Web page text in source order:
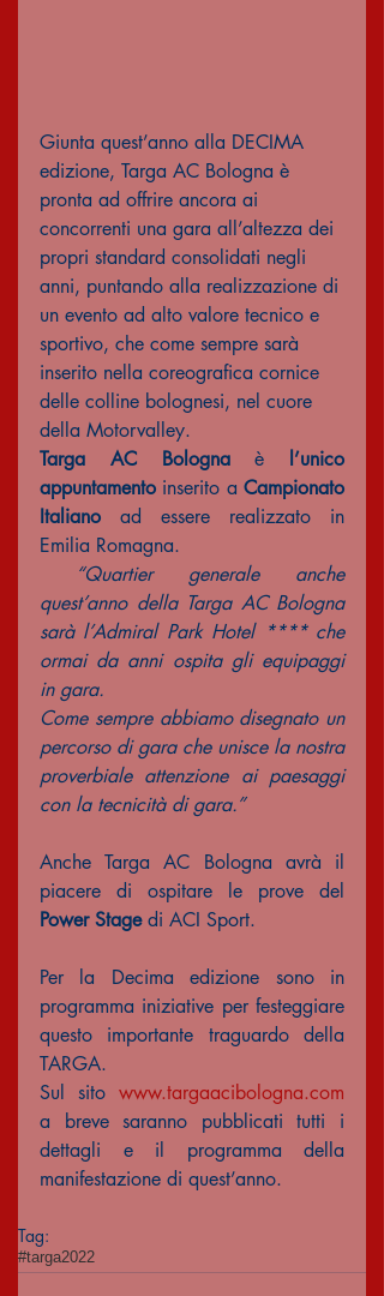
Giunta quest’anno alla DECIMA
edizione, Targa AC Bologna è
pronta ad offrire ancora ai
concorrenti una gara all’altezza dei
propri standard consolidati negli
anni, puntando alla realizzazione di
un evento ad alto valore tecnico e
sportivo, che come sempre sarà
inserito nella coreografica cornice
delle colline bolognesi, nel cuore
della Motorvalley.
Targa AC Bologna è
l’unico
appuntamento inserito a Campionato
Italiano ad essere realizzato in
Emilia Romagna.
quest’anno della Targa AC Bologna
sarà l’Admiral Park Hotel **** che
ormai da anni ospita gli equipaggi
in gara.
Come sempre abbiamo disegnato un
percorso di gara che unisce la nostra
proverbiale attenzione ai paesaggi
con la tecnicità di gara.”
Anche Targa AC Bologna avrà il
Power Stage di ACI Sport.
Per la Decima edizione sono in
programma iniziative per festeggiare
questo importante traguardo della
TARGA.
Sul sito www.targaacibologna.com
a breve saranno pubblicati tutti i
dettagli e il programma della
manifestazione di quest’anno.
Tag:
#targa2022